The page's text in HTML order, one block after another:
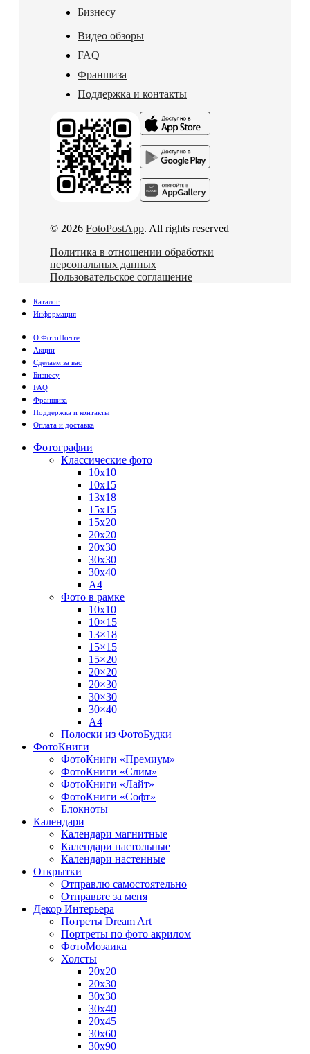
Бизнесу
Видео обзоры
FAQ
Франшиза
Поддержка и контакты
© 2026 FotoPostApp. All rights reserved
Политика в отношении обработки
персональных данных
Пользовательское соглашение
Каталог
Информация
О ФотоПочте
Акции
Сделаем за вас
Бизнесу
FAQ
Франшиза
Поддержка и контакты
Оплата и доставка
Фотографии
Классические фото
10х10
10х15
13х18
15х15
15х20
20х20
20х30
30х30
30х40
А4
Фото в рамке
10х10
10×15
13×18
15×15
15×20
20×20
20×30
30×30
30×40
A4
Полоски из ФотоБудки
ФотоКниги
ФотоКниги «Премиум»
ФотоКниги «Слим»
ФотоКниги «Лайт»
ФотоКниги «Софт»
Блокноты
Календари
Календари магнитные
Календари настольные
Календари настенные
Открытки
Отправлю самостоятельно
Отправьте за меня
Декор Интерьера
Потреты Dream Art
Портреты по фото акрилом
ФотоМозаика
Холсты
20х20
20х30
30х30
30х40
20х45
30х60
30х90